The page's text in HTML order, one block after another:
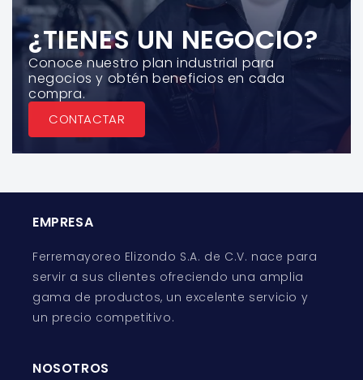
¿TIENES UN NEGOCIO?
Conoce nuestro plan industrial para
negocios y obtén beneficios en cada
compra.
CONTACTAR
EMPRESA
Ferremayoreo Elizondo S.A. de C.V. nace para
servir a sus clientes ofreciendo una amplia
gama de productos, un excelente servicio y
un precio competitivo.
NOSOTROS